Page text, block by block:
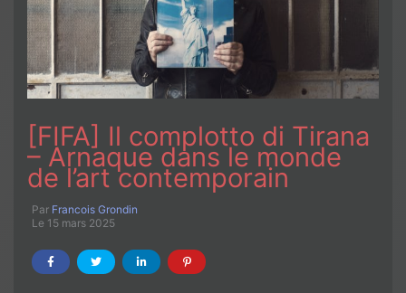
[FIFA] Il complotto di Tirana
– Arnaque dans le monde
de l’art contemporain
Par Francois Grondin
Le 15 mars 2025